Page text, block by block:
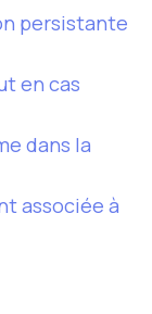
persistante
en cas
dans la
associée à